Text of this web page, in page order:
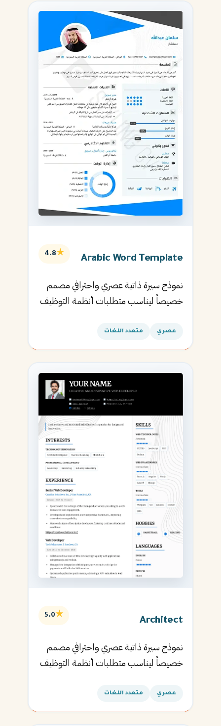
Arabic Word Template
★
4.8
نموذج سيرة ذاتية عصري واحترافي مصمم
خصيصاً ليناسب متطلبات أنظمة التوظيف
القادمة.
عصري متعدد اللغات
Architect
★
5.0
نموذج سيرة ذاتية عصري واحترافي مصمم
خصيصاً ليناسب متطلبات أنظمة التوظيف
القادمة.
عصري متعدد اللغات